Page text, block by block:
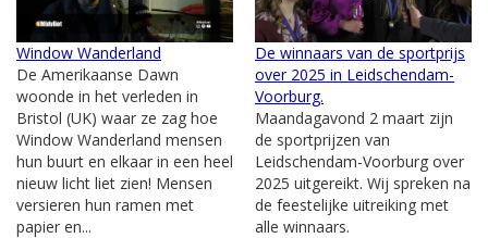
Window Wanderland
De Amerikaanse Dawn
woonde in het verleden in
Bristol (UK) waar ze zag hoe
Window Wanderland mensen
hun buurt en elkaar in een heel
nieuw licht liet zien! Mensen
versieren hun ramen met
papier en...
De winnaars van de sportprijs
over 2025 in Leidschendam-
Voorburg.
Maandagavond 2 maart zijn
de sportprijzen van
Leidschendam-Voorburg over
2025 uitgereikt. Wij spreken na
de feestelijke uitreiking met
alle winnaars.